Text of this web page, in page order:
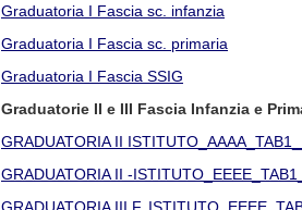
Graduatoria I Fascia sc. infanzia
Graduatoria I Fascia sc. primaria
Graduatoria I Fascia SSIG
Graduatorie II e III Fascia Infanzia e
GRADUATORIA II
GRADUATORIA II -